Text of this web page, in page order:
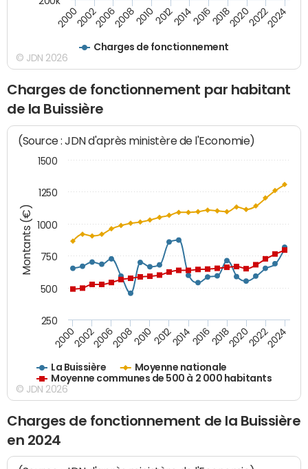
Charges de fonctionnement
200020022006200820102012201420162018202020222024
© JDN 2026
Charges de fonctionnement par habitant
de la Buissière
Montants (€)
(Source : JDN d'après ministère de l'Economie)
La Buissière
Moyenne nationale
Moyenne communes de 500 à 2 000 habitants
200020022006200820102012201420162018202020222024
250
500
750
1000
1250
1500
© JDN 2026
Charges de fonctionnement de la Buissière
en 2024